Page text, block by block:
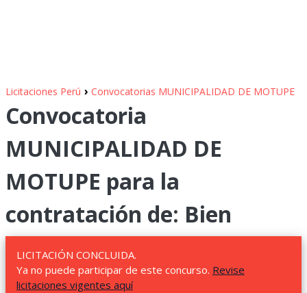
Licitaciones Perú › Convocatorias MUNICIPALIDAD DE MOTUPE
Convocatoria
MUNICIPALIDAD DE
MOTUPE para la
contratación de: Bien
LICITACIÓN CONCLUIDA.
Ya no puede participar de este concurso. Revise
licitaciones vigentes aquí